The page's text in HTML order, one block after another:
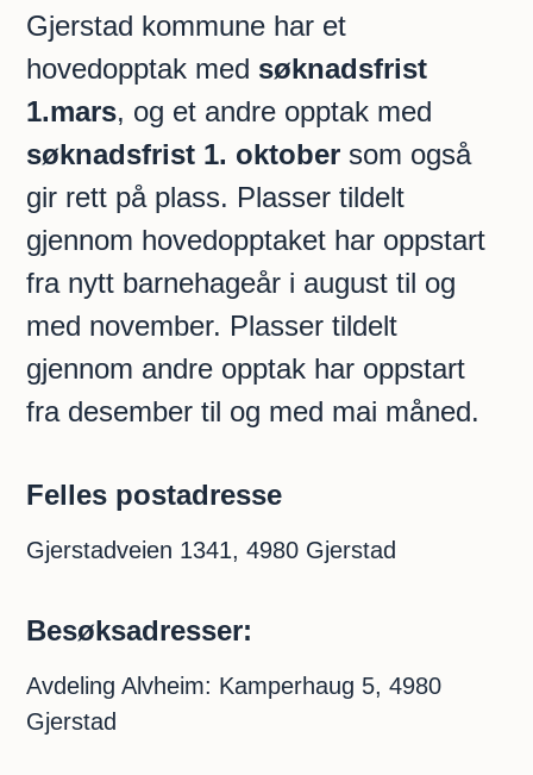
Gjerstad kommune har et
hovedopptak med søknadsfrist
1.mars, og et andre opptak med
søknadsfrist 1. oktober som også
gir rett på plass. Plasser tildelt
gjennom hovedopptaket har oppstart
fra nytt barnehageår i august til og
med november. Plasser tildelt
gjennom andre opptak har oppstart
fra desember til og med mai måned.
Felles postadresse
Gjerstadveien 1341, 4980 Gjerstad
Besøksadresser:
Avdeling Alvheim: Kamperhaug 5, 4980
Gjerstad